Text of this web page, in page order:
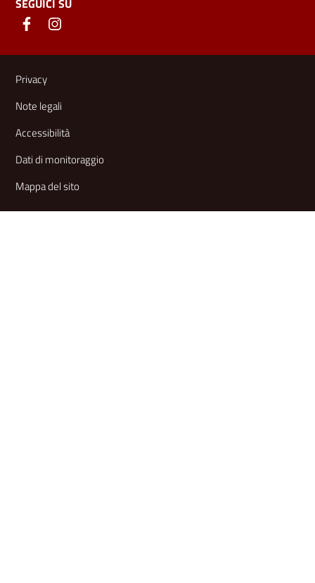
Link e informazioni utili
Privacy
Note legali
Accessibilità
Dati di monitoraggio
Mappa del sito